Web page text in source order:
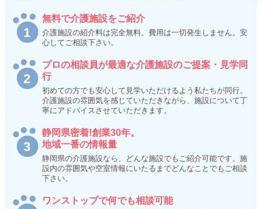
無料で介護施設をご紹介
介護施設の紹介料は完全無料。費用は一切発生しません。安
心してご相談下さい。
プロの相談員が最適な介護施設のご提案・見学同
行
初めての方でも安心して見学いただけるよう私たちが同行。
介護施設の雰囲気を感じていただきながら、施設について丁
寧にアドバイスさせていただきます。
静岡県密着!創業30年。
地域一番の情報量
静岡県の介護施設なら、どんな施設でもご紹介可能です。施
設内の雰囲気や空室情報にいたるまでどんなことでもご相談
下さい。
ワンストップで何でも相談可能